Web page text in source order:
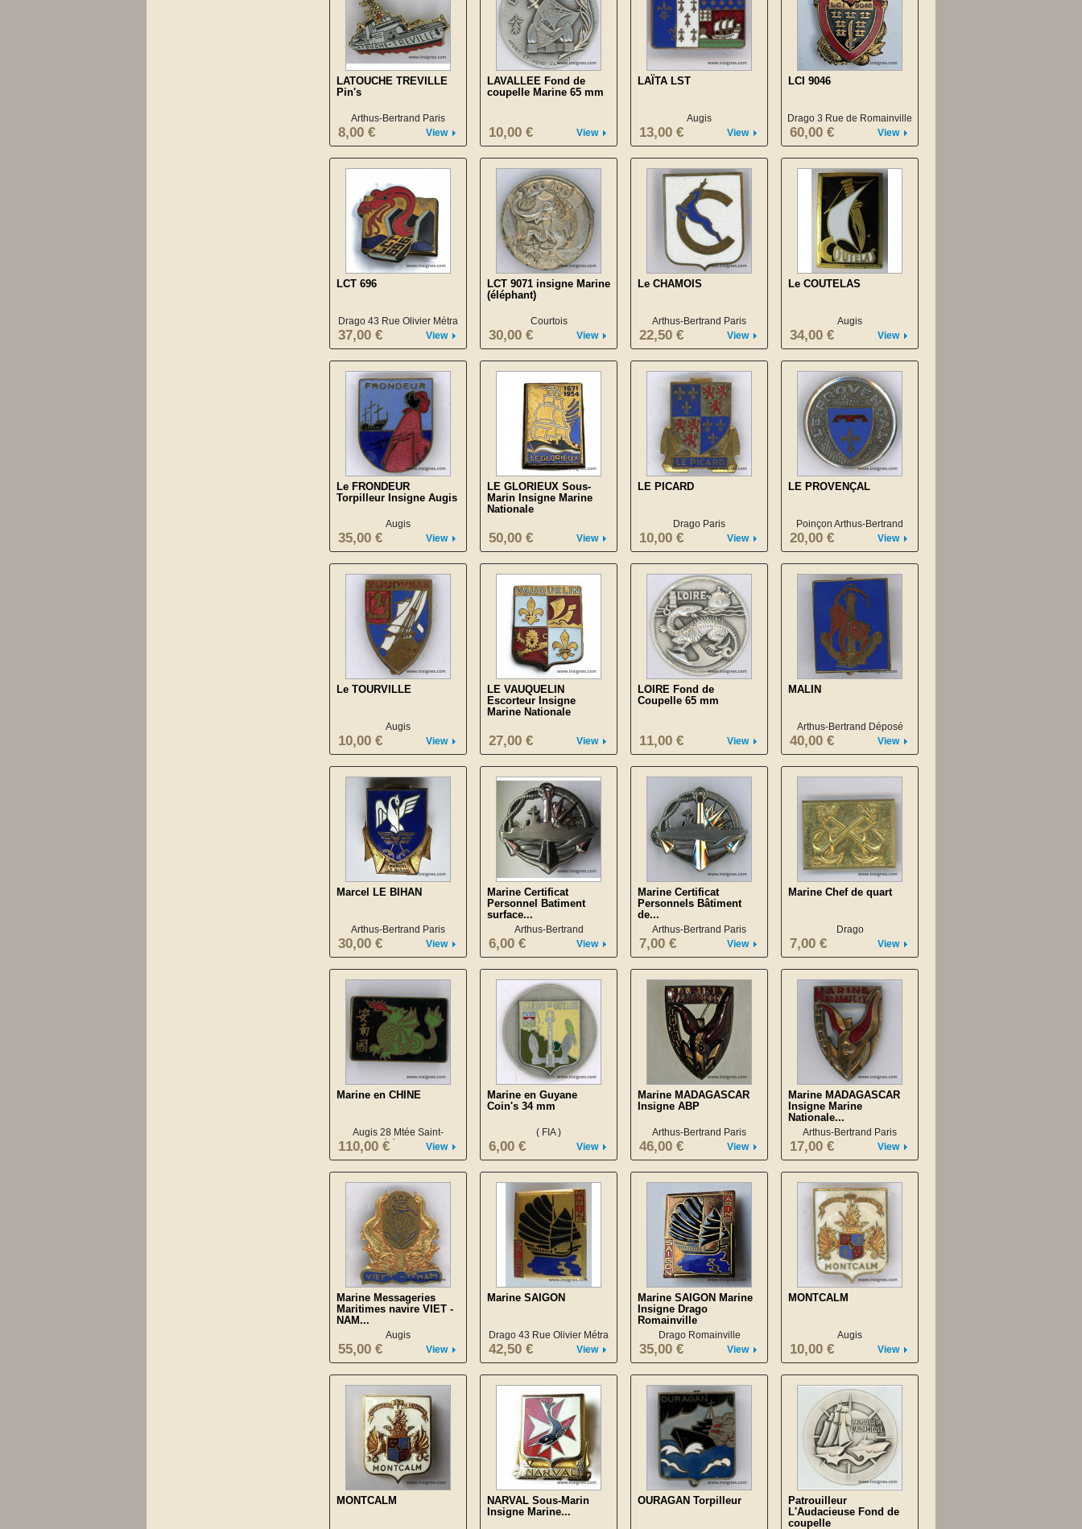
LATOUCHE TREVILLE
Pin's
View
Arthus-Bertrand Paris
8,00 €
LAVALLEE Fond de
coupelle Marine 65 mm
View
10,00 €
LAÏTA LST
View
Augis
13,00 €
LCI 9046
View
Drago 3 Rue de Romainville
60,00 €
LCT 696
View
Drago 43 Rue Olivier Métra
37,00 €
LCT 9071 insigne Marine
(éléphant)
View
Courtois
30,00 €
Le CHAMOIS
View
Arthus-Bertrand Paris
22,50 €
Le COUTELAS
View
Augis
34,00 €
Le FRONDEUR
Torpilleur Insigne Augis
View
Augis
35,00 €
LE GLORIEUX Sous-
Marin Insigne Marine
Nationale
View
50,00 €
LE PICARD
View
Drago Paris
10,00 €
LE PROVENÇAL
View
Poinçon Arthus-Bertrand
20,00 €
Le TOURVILLE
View
Augis
10,00 €
LE VAUQUELIN
Escorteur Insigne
Marine Nationale
View
27,00 €
LOIRE Fond de
Coupelle 65 mm
View
11,00 €
MALIN
View
Arthus-Bertrand Déposé
40,00 €
Marcel LE BIHAN
View
Arthus-Bertrand Paris
30,00 €
Marine Certificat
Personnel Batiment
surface...
View
Arthus-Bertrand
6,00 €
Marine Certificat
Personnels Bâtiment
de...
View
Arthus-Bertrand Paris
7,00 €
Marine Chef de quart
View
Drago
7,00 €
Marine en CHINE
View
Augis 28 Mtée Saint-
Barthélémy LYON
110,00 €
Marine en Guyane
Coin's 34 mm
View
( FIA )
6,00 €
Marine MADAGASCAR
Insigne ABP
View
Arthus-Bertrand Paris
46,00 €
Marine MADAGASCAR
Insigne Marine
Nationale...
View
Arthus-Bertrand Paris
17,00 €
Marine Messageries
Maritimes navire VIET -
NAM...
View
Augis
55,00 €
Marine SAIGON
View
Drago 43 Rue Olivier Métra
42,50 €
Marine SAIGON Marine
Insigne Drago
Romainville
View
Drago Romainville
35,00 €
MONTCALM
View
Augis
10,00 €
MONTCALM
NARVAL Sous-Marin
Insigne Marine...
OURAGAN Torpilleur
Patrouilleur
L'Audacieuse Fond de
coupelle